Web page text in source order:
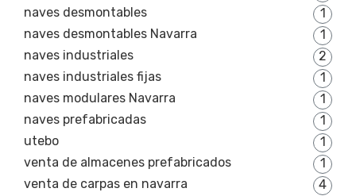
naves desmontables
1
naves desmontables Navarra
1
naves industriales
2
naves industriales fijas
1
naves modulares Navarra
1
naves prefabricadas
1
utebo
1
venta de almacenes prefabricados
1
venta de carpas en navarra
4